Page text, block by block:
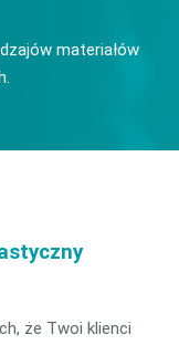
materiałów
że Twoi klienci